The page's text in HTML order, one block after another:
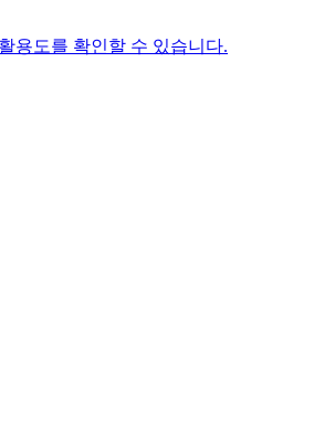
용도를 확인할 수 있습니다.